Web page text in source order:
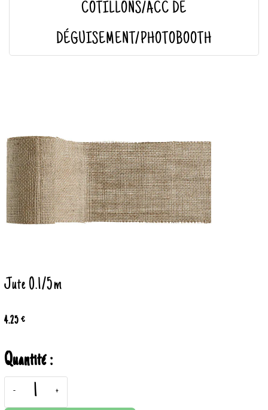
COTILLONS/ACC DE
DÉGUISEMENT/PHOTOBOOTH
Jute 0.1/5m
4.25 €
Quantité :
- +